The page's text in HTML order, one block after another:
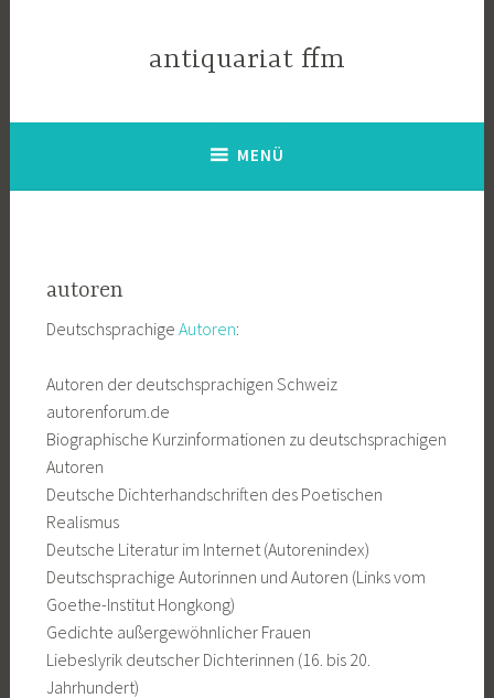
antiquariat ffm
MENÜ
autoren
Deutschsprachige Autoren:
Autoren der deutschsprachigen Schweiz
autorenforum.de
Biographische Kurzinformationen zu deutschsprachigen
Autoren
Deutsche Dichterhandschriften des Poetischen
Realismus
Deutsche Literatur im Internet (Autorenindex)
Deutschsprachige Autorinnen und Autoren (Links vom
Goethe-Institut Hongkong)
Gedichte außergewöhnlicher Frauen
Liebeslyrik deutscher Dichterinnen (16. bis 20.
Jahrhundert)